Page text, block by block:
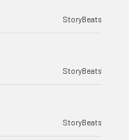
StoryBeats
StoryBeats
StoryBeats